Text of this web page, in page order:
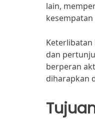
lain,
Keterlibatan
dan
berperan
diharapkan